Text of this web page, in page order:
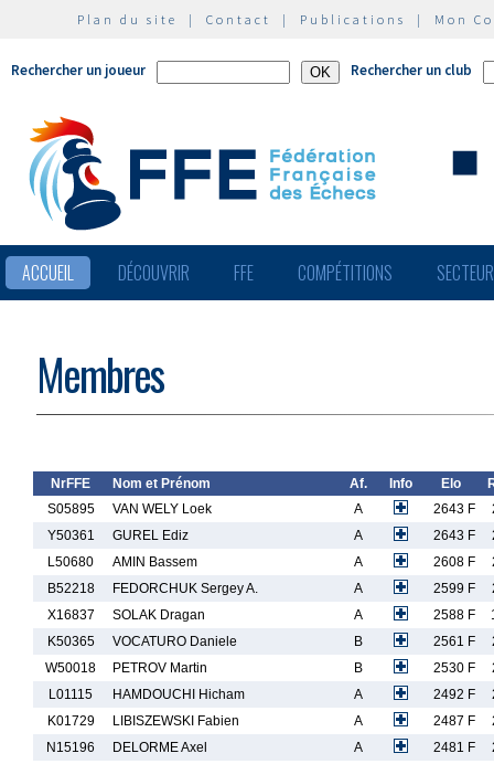
Plan du site | Contact | Publications | Mon
Rechercher un joueur Rechercher un club
ACCUEIL DÉCOUVRIR FFE COMPÉTITIONS
Membres
NrFFE Nom et Prénom Af. Info Elo
S05895
VAN WELY Loek A 2643 F
Y50361
GUREL Ediz A 2643 F
L50680
AMIN Bassem A 2608 F
B52218
FEDORCHUK Sergey A. A 2599 F
X16837
SOLAK Dragan A 2588 F
K50365
VOCATURO Daniele B 2561 F
W50018
PETROV Martin B 2530 F
L01115
HAMDOUCHI Hicham A 2492 F
K01729
LIBISZEWSKI Fabien A 2487 F
N15196
DELORME Axel A 2481 F